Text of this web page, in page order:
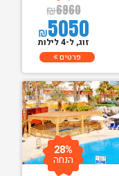
₪6960
₪5050
זוג, ל-4 לילות
פרטים
28%
הנחה